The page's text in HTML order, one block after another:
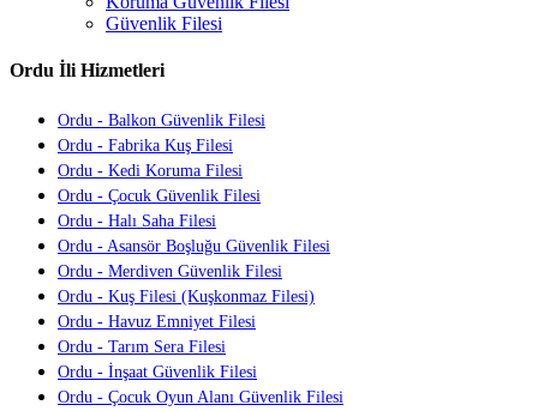
Güvenlik Filesi
Ordu İli Hizmetleri
Ordu - Balkon Güvenlik Filesi
Ordu - Fabrika Kuş Filesi
Ordu - Kedi Koruma Filesi
Ordu - Çocuk Güvenlik Filesi
Ordu - Halı Saha Filesi
Ordu - Asansör Boşluğu Güvenlik Filesi
Ordu - Merdiven Güvenlik Filesi
Ordu - Kuş Filesi (Kuşkonmaz Filesi)
Ordu - Havuz Emniyet Filesi
Ordu - Tarım Sera Filesi
Ordu - İnşaat Güvenlik Filesi
Ordu - Çocuk Oyun Alanı Güvenlik Filesi